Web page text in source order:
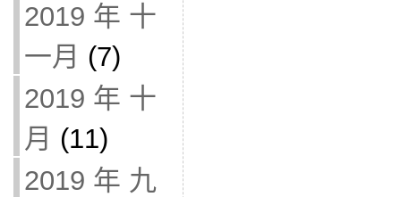
2019 年 十
一月 (7)
2019 年 十
月 (11)
2019 年 九